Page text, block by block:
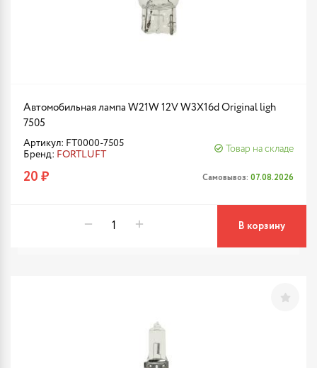
Автомобильная лампа W21W 12V W3X16d Original ligh
7505
Артикул: FT0000-7505
Бренд: FORTLUFT
Товар на складе
20 ₽ Самовывоз: 07.08.2026
В корзину